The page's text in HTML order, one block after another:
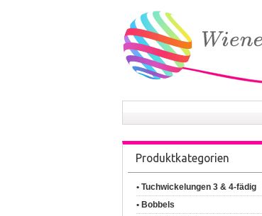
Produktkategorien
• Tuchwickelungen 3 & 4-fädig
• Bobbels